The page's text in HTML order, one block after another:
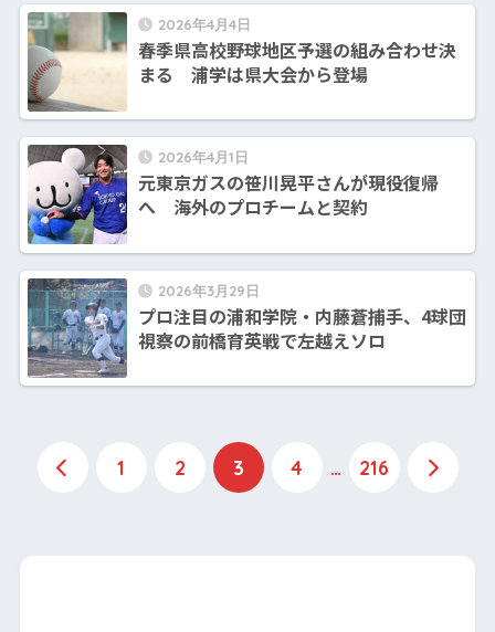
2026年4月4日
春季県高校野球地区予選の組み合わせ決
まる 浦学は県大会から登場
2026年4月1日
元東京ガスの笹川晃平さんが現役復帰
へ 海外のプロチームと契約
2026年3月29日
プロ注目の浦和学院・内藤蒼捕手、4球団
視察の前橋育英戦で左越えソロ
1 2 3 4 … 216